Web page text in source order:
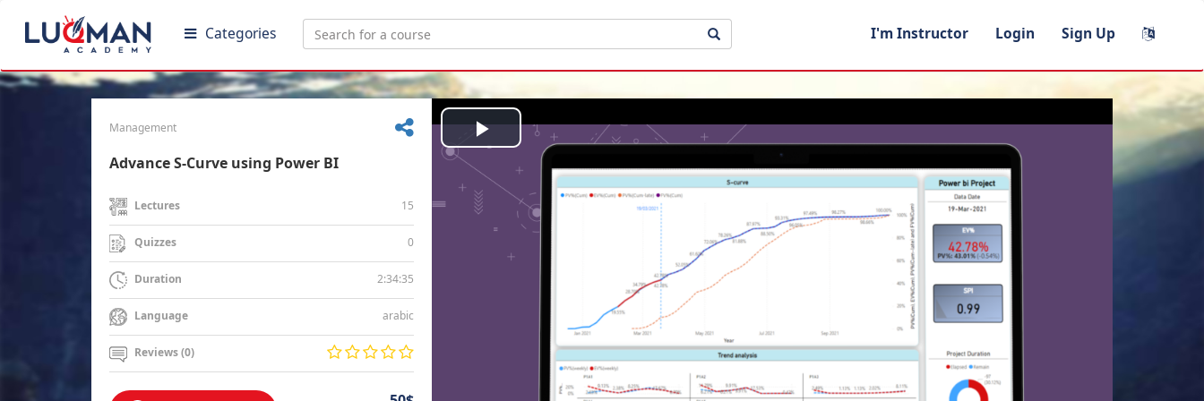
Categories I'm Instructor Login Sign Up
Management
Advance S-Curve using Power BI
Lectures 15
Quizzes 0
Duration 2:34:35
Language arabic
Reviews (0)
Play
Video